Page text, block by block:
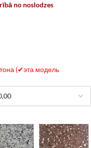
no noslodzes
(✔эта модель